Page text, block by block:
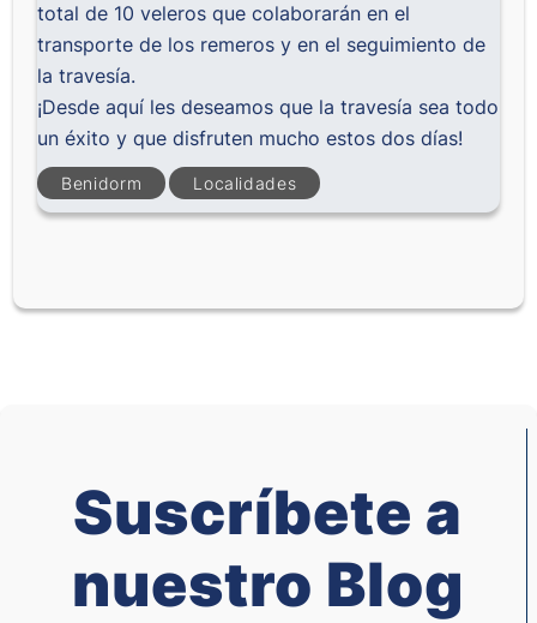
total de 10 veleros que colaborarán en el
transporte de los remeros y en el seguimiento de
la travesía.
¡Desde aquí les deseamos que la travesía sea todo
un éxito y que disfruten mucho estos dos días!
Benidorm Localidades
Suscríbete a
nuestro Blog